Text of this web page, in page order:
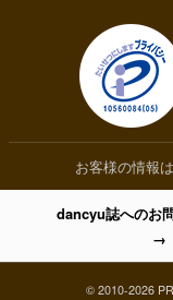
お客様の情報
dancyu誌へのお
→
© 2010-2026